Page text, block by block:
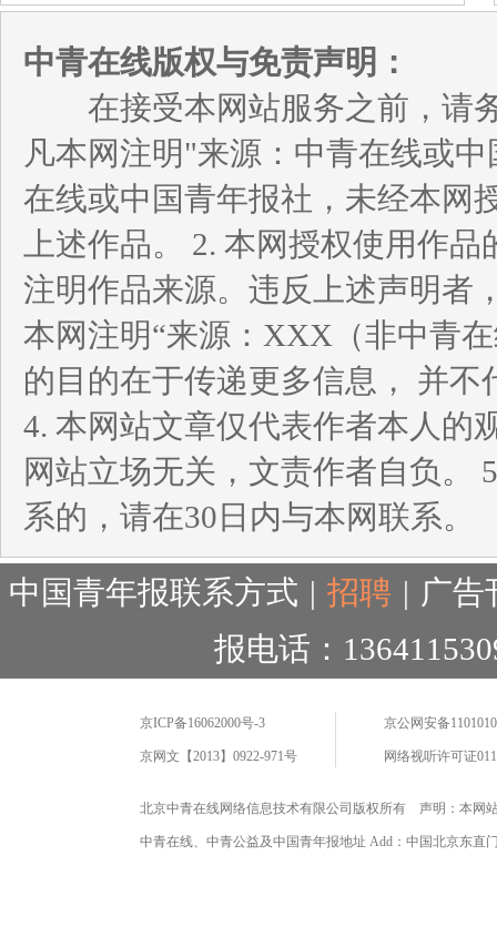
中青在线版权与免责声明：
在接受本网站服务之前，请务
凡本网注明"来源：中青在线或
在线或中国青年报社，未经本网
上述作品。 2. 本网授权使用作
注明作品来源。违反上述声明者
本网注明“来源：XXX（非中青
的目的在于传递更多信息， 并
4. 本网站文章仅代表作者本人的
网站立场无关，文责作者自负。
系的，请在30日内与本网联系。
中国青年报联系方式 | 招聘 | 广告
报电话：
京ICP备16062000号-3
京网文【2013】0922-971号
京公网安备
网络视听许可证
北京中青在线网络信息技术有限公司版权所有 声明：本网
中青在线、中青公益及中国青年报地址 Add：中国北京东直